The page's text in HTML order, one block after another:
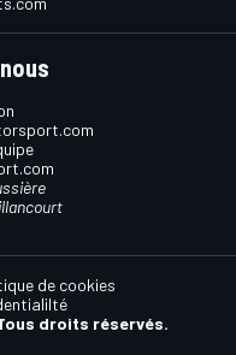
droits réservés.
de cookies